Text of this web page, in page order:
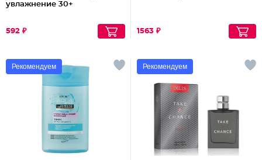
увлажнение 30+
592 ₽ 1563 ₽
Рекомендуем Рекомендуем